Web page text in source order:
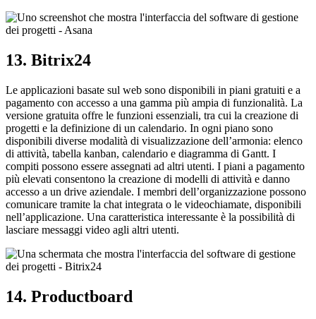
13. Bitrix24
Le applicazioni basate sul web sono disponibili in piani gratuiti e a
pagamento con accesso a una gamma più ampia di funzionalità. La
versione gratuita offre le funzioni essenziali, tra cui la creazione di
progetti e la definizione di un calendario. In ogni piano sono
disponibili diverse modalità di visualizzazione dell’armonia: elenco
di attività, tabella kanban, calendario e diagramma di Gantt. I
compiti possono essere assegnati ad altri utenti. I piani a pagamento
più elevati consentono la creazione di modelli di attività e danno
accesso a un drive aziendale. I membri dell’organizzazione possono
comunicare tramite la chat integrata o le videochiamate, disponibili
nell’applicazione. Una caratteristica interessante è la possibilità di
lasciare messaggi video agli altri utenti.
14. Productboard